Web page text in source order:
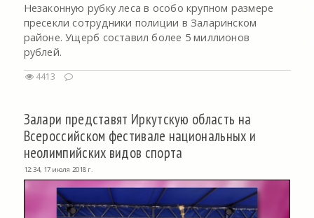
Незаконную рубку леса в особо крупном размере
пресекли сотрудники полиции в Заларинском
районе. Ущерб составил более 5 миллионов
рублей.
4413
Залари представят Иркутскую область на
Всероссийском фестивале национальных и
неолимпийских видов спорта
12:34, 17 июля 2018 г.